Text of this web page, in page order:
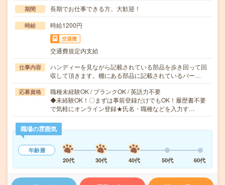
期間 長期でお仕事できる方、大歓迎！
時給 時給1200円
交通費
交通費規定内支給
仕事内容
ハンディーを見ながら記載されている部品を歩き回って回
収して頂きます。棚にある部品に記載されているバー…
応募資格
職種未経験OK / ブランクOK / 英語力不要
◆未経験OK！〇まずは事前登録だけでもOK！履歴書不要
で気軽にオンライン登録★氏名・職種などを入力す…
職場の雰囲気
年齢層
20代
30代 40代 50代 60代